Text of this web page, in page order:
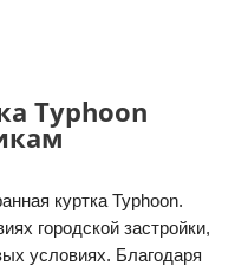
Typhoon
куртка Typhoon.
городской застройки,
условиях. Благодаря